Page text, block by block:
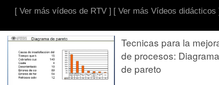
[ Ver más vídeos de RTV ] [ Ver más Vídeos didácticos
Tecnicas para la
de procesos: Diagrama
de pareto